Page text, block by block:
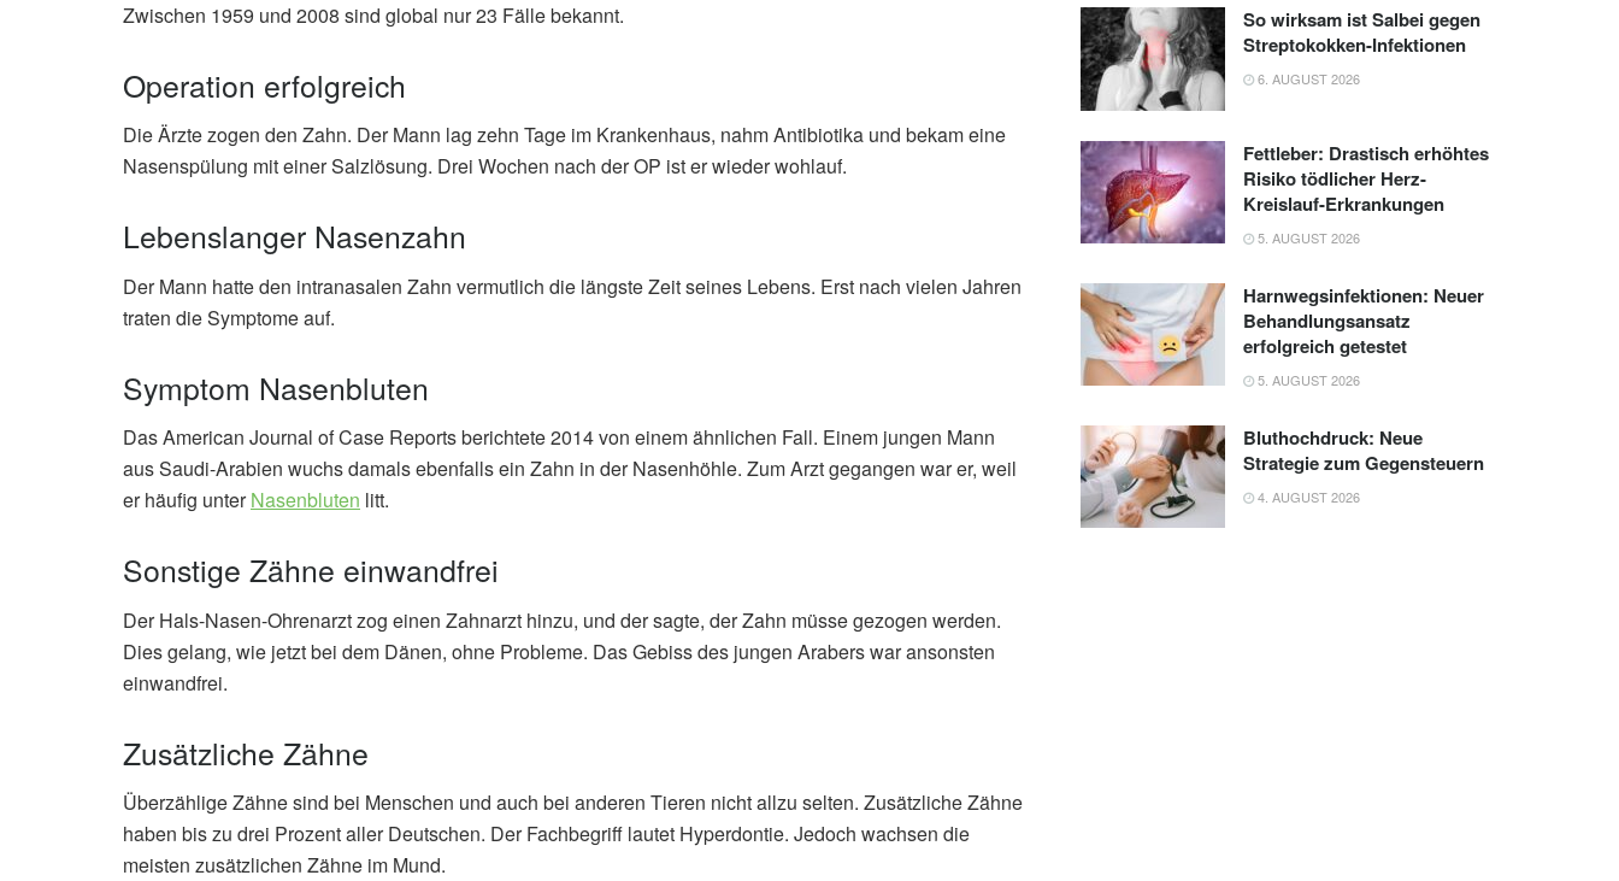
Zwischen 1959 und 2008 sind global nur 23 Fälle bekannt.
Operation erfolgreich
Die Ärzte zogen den Zahn. Der Mann lag zehn Tage im Krankenhaus, nahm Antibiotika und bekam eine
Nasenspülung mit einer Salzlösung. Drei Wochen nach der OP ist er wieder wohlauf.
Lebenslanger Nasenzahn
Der Mann hatte den intranasalen Zahn vermutlich die längste Zeit seines Lebens. Erst nach vielen Jahren
traten die Symptome auf.
Symptom Nasenbluten
Das American Journal of Case Reports berichtete 2014 von einem ähnlichen Fall. Einem jungen Mann
aus Saudi-Arabien wuchs damals ebenfalls ein Zahn in der Nasenhöhle. Zum Arzt gegangen war er, weil
er häufig unterNasenbluten litt.
Sonstige Zähne einwandfrei
Der Hals-Nasen-Ohrenarzt zog einen Zahnarzt hinzu, und der sagte, der Zahn müsse gezogen werden.
Dies gelang, wie jetzt bei dem Dänen, ohne Probleme. Das Gebiss des jungen Arabers war ansonsten
einwandfrei.
Zusätzliche Zähne
Überzählige Zähne sind bei Menschen und auch bei anderen Tieren nicht allzu selten. Zusätzliche Zähne
haben bis zu drei Prozent aller Deutschen. Der Fachbegriff lautet Hyperdontie. Jedoch wachsen die
meisten zusätzlichen Zähne im Mund.
So wirksam ist Salbei gegen
Streptokokken-Infektionen
6. AUGUST 2026
Fettleber: Drastisch erhöhtes
Risiko tödlicher Herz-
Kreislauf-Erkrankungen
5. AUGUST 2026
Harnwegsinfektionen: Neuer
Behandlungsansatz
erfolgreich getestet
5. AUGUST 2026
Bluthochdruck: Neue
Strategie zum Gegensteuern
4. AUGUST 2026